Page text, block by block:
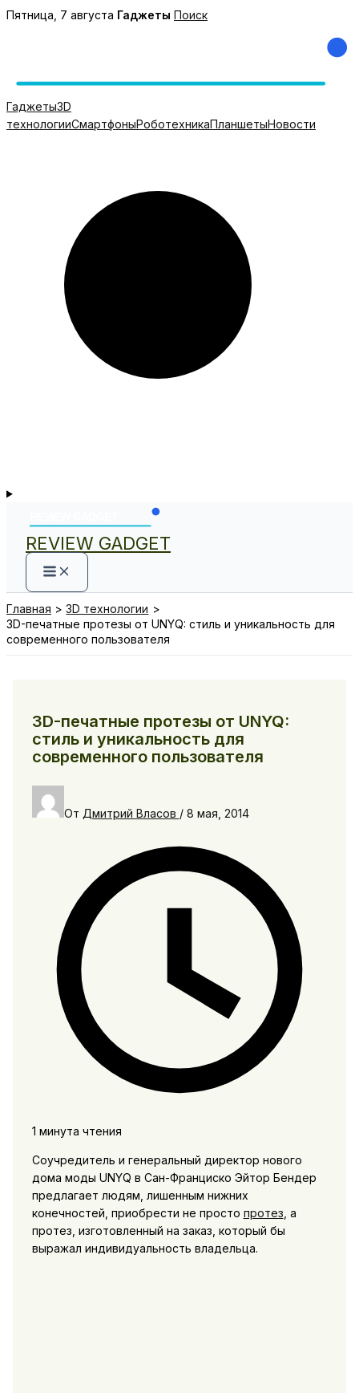
Перейти
Пятница, 7 августа Гаджеты Поиск
Гаджеты3D
технологииСмартфоныРоботехникаПланшетыНовости
REVIEW GADGET
Главная
3D технологии
3D-печатные протезы от UNYQ: стиль и уникальность для
современного пользователя
3D-печатные протезы от UNYQ:
стиль и уникальность для
современного пользователя
От Дмитрий Власов / 8 мая, 2014
1 минута чтения
Соучредитель и генеральный директор нового
дома моды UNYQ в Сан-Франциско Эйтор Бендер
предлагает людям, лишенным нижних
конечностей, приобрести не просто протез , а
протез, изготовленный на заказ, который бы
выражал индивидуальность владельца.